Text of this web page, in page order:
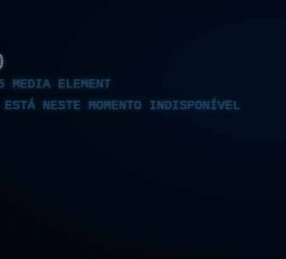
MEDIA ELEMENT
ESTÁ NESTE MOMENTO INDISPONÍVEL